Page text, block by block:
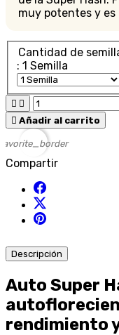
muy potentes y es
Cantidad de
: 1 Semilla
 
 Añadir al carrito
favorite_border
Compartir
Descripción
Auto Super
rendimiento